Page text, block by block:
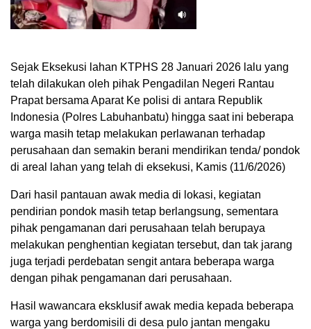
Sejak Eksekusi lahan KTPHS 28 Januari 2026 lalu yang
telah dilakukan oleh pihak Pengadilan Negeri Rantau
Prapat bersama Aparat Ke polisi di antara Republik
Indonesia (Polres Labuhanbatu) hingga saat ini beberapa
warga masih tetap melakukan perlawanan terhadap
perusahaan dan semakin berani mendirikan tenda/ pondok
di areal lahan yang telah di eksekusi, Kamis (11/6/2026)
Dari hasil pantauan awak media di lokasi, kegiatan
pendirian pondok masih tetap berlangsung, sementara
pihak pengamanan dari perusahaan telah berupaya
melakukan penghentian kegiatan tersebut, dan tak jarang
juga terjadi perdebatan sengit antara beberapa warga
dengan pihak pengamanan dari perusahaan.
Hasil wawancara eksklusif awak media kepada beberapa
warga yang berdomisili di desa pulo jantan mengaku